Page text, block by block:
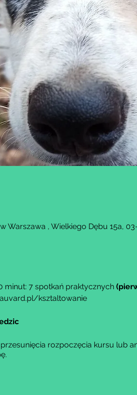
Warszawa , Wielkiego Dębu 15a,
minut: 7 spotkań praktycznych
ksztaltowanie
rozpoczęcia kursu lub